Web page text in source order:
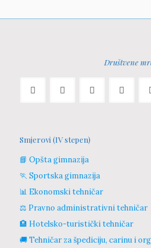
Društvene
Smjerovi (IV stepen)
📘 Opšta gimnazija
🏃 Sportska gimnazija
📊 Ekonomski tehničar
⚖️ Pravno administrativni tehničar
🏨 Hotelsko-turistički tehničar
🚚 Tehničar za špediciju, carinu i